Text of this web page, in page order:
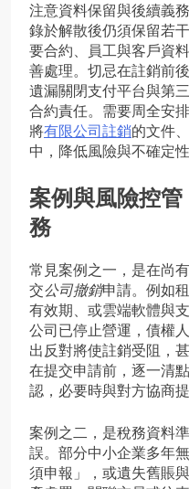
注意資料保留與後續義
錄於解散後仍須保留若
要合約、員工與客戶資
善處理。切忌在註銷前
遺漏關閉支付平台與第
合約責任。需要周全安
將有限公司註銷的文件
中，降低風險與不確定性
案例與風險控
務
常見案例之一，是在尚
交公司撤銷申請。例如
有效期、或雲端軟體與
公司已停止營運，債權
出反對將使註銷受阻，
在提交申請前，逐一清
認，必要時與對方協商
案例之二，是稅務資料
誤。部分中小企業多年
須申報」，或遺失舊賬